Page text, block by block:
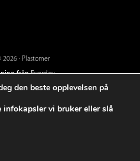
· Plastomer
frånEverday
den beste opplevelsen på
vi bruker eller slå